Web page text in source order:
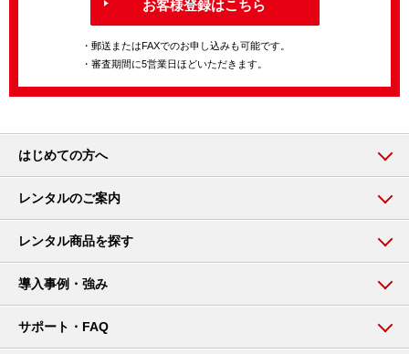
お客様登録はこちら
・郵送またはFAXでのお申し込みも可能です。
・審査期間に5営業日ほどいただきます。
はじめての方へ
レンタルのご案内
レンタル商品を探す
導入事例・強み
サポート・FAQ